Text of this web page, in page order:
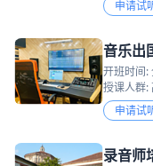
申请试
音乐出
开班时间:
授课人群:
申请试
录音师